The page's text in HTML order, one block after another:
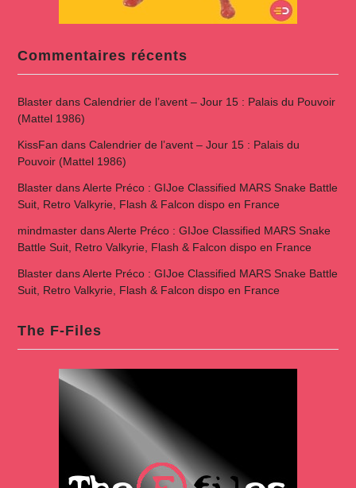
Commentaires récents
Blasterdans Calendrier de l’avent – Jour 15 : Palais du Pouvoir
(Mattel 1986)
KissFan dans Calendrier de l’avent – Jour 15 : Palais du
Pouvoir (Mattel 1986)
BlasterdansAlerte Préco : GIJoe Classified MARS Snake Battle
Suit, Retro Valkyrie, Flash & Falcon dispo en France
mindmasterdansAlerte Préco : GIJoe Classified MARS Snake
Battle Suit, Retro Valkyrie, Flash & Falcon dispo en France
BlasterdansAlerte Préco : GIJoe Classified MARS Snake Battle
Suit, Retro Valkyrie, Flash & Falcon dispo en France
The F-Files